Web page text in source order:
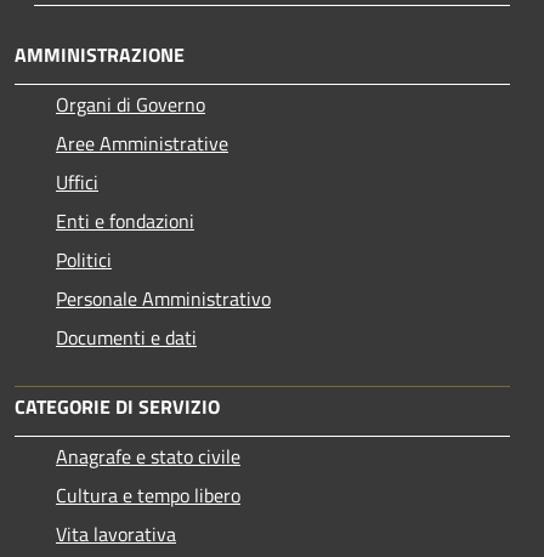
AMMINISTRAZIONE
Organi di Governo
Aree Amministrative
Uffici
Enti e fondazioni
Politici
Personale Amministrativo
Documenti e dati
CATEGORIE DI SERVIZIO
Anagrafe e stato civile
Cultura e tempo libero
Vita lavorativa